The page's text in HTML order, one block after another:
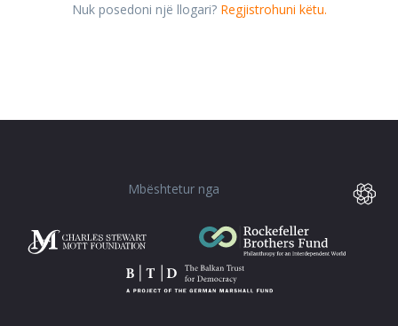
Nuk posedoni një llogari? Regjistrohuni këtu.
Mbështetur nga